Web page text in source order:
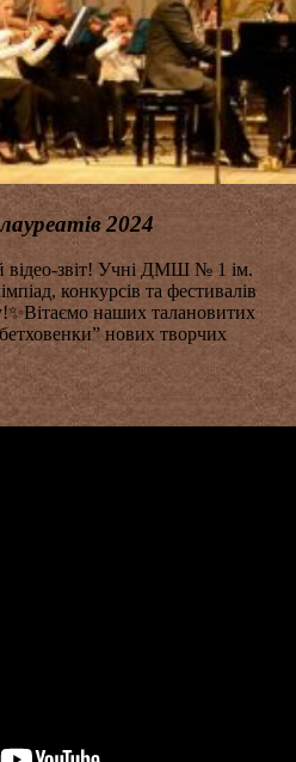
2024
відео-звіт! Учні ДМШ № 1 ім.
конкурсів та фестивалів
наших талановитих
нових творчих